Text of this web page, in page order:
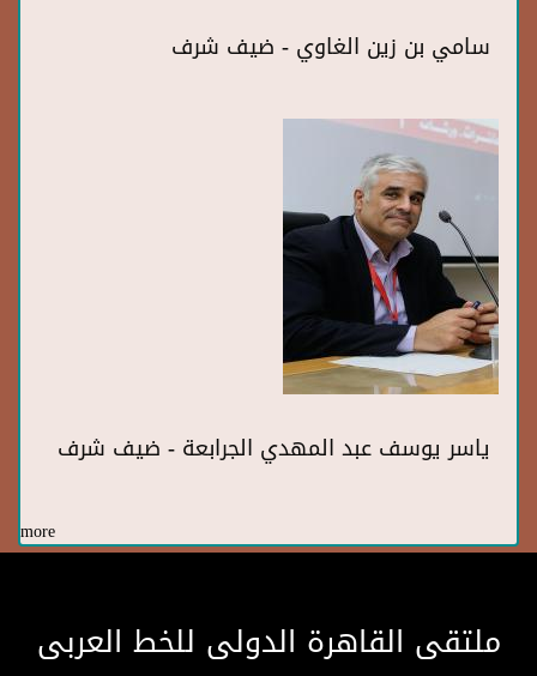
سامي بن زين الغاوي - ضيف شرف
ياسر يوسف عبد المهدي الجرابعة - ضيف شرف
more
ملتقى القاهرة الدولى للخط العربى